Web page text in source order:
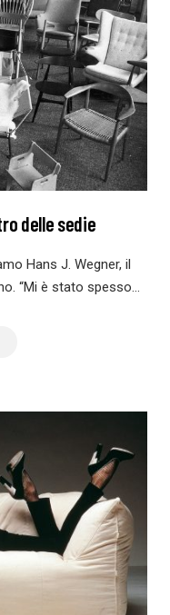
delle sedie
Hans J. Wegner, il
“Mi è stato spesso…